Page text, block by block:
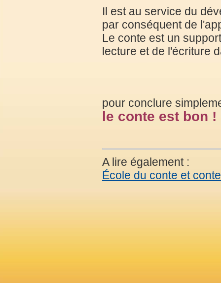
Il est au service du
par conséquent de
Le conte est un
lecture et de l'écriture
pour conclure
le conte est bon !
A lire également :
École du conte et